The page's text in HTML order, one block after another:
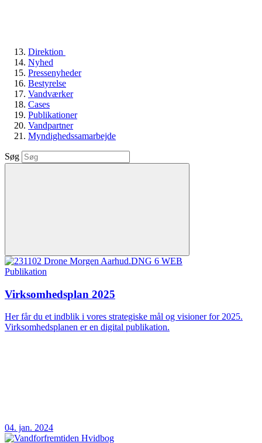
Direktion
Nyhed
Pressenyheder
Bestyrelse
Vandværker
Cases
Publikationer
Vandpartner
Myndighedssamarbejde
Søg
Publikation
Virksomhedsplan 2025
Her får du et indblik i vores strategiske mål og visioner for 2025.
Virksomhedsplanen er en digital publikation.
04. jan. 2024